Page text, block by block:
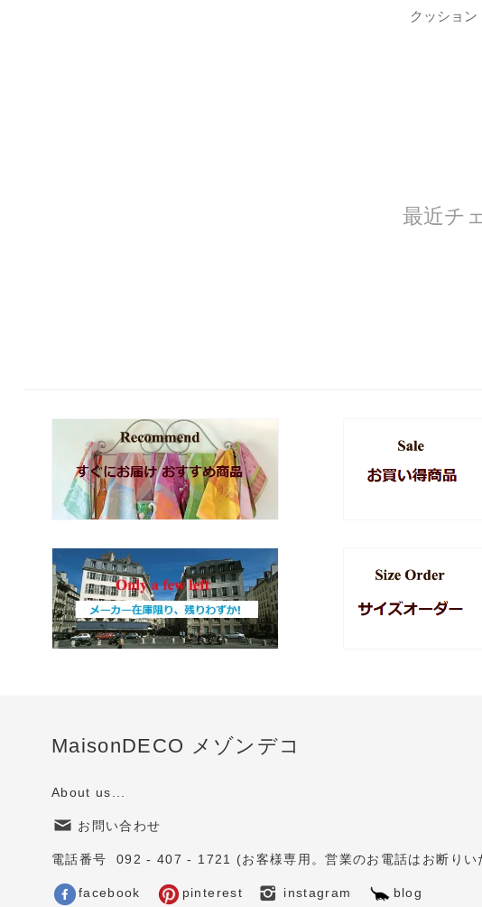
クッション
最近チ
MaisonDECO メゾンデコ
About us...
お問い合わせ
電話番号 092 - 407 - 1721 (お客様専用。営業のお電話はお断りい
facebook pinterest instagram blog